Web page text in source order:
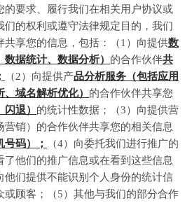
的要求、履行我们在相关用户协议或
们的权利或遵守法律规定目的，我们
共享您的信息，包括：（1）向提供数
据统计、数据分析） 的合作伙伴共
（2）向提供产品分析服务（包括应用
域名解析优化） 的合作伙伴共享您
闪退） 的统计性数据；（3）向提供营
销）的合作伙伴共享您的相关信息
号码）；
（4）向委托我们进行推广的
他们的推广信息或在看到这些信息
他们提供不能识别个人身份的统计信
或顾客；（5）其他与我们的部分合作